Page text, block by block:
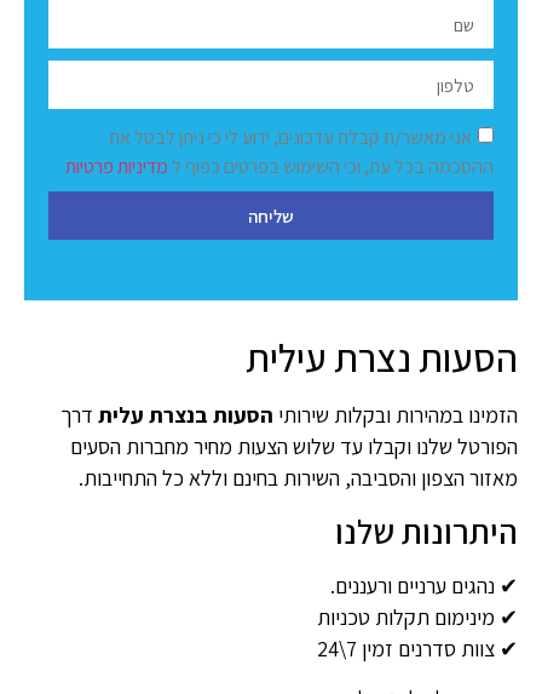
הסעות נצרת עילית
הזמינו במהירות ובקלות שירותי הסעות בנצרת עלית דרך
הפורטל שלנו וקבלו עד שלוש הצעות מחיר מחברות הסעים
מאזור הצפון והסביבה, השירות בחינם וללא כל התחייבות.
היתרונות שלנו
✔ נהגים ערניים ורעננים.
✔ מינימום תקלות טכניות
✔ צוות סדרנים זמין 7\24
אני מאשר/ת קבלת עדכונים, ידוע לי כי ניתן לבטל את
ההסכמה בכל עת, וכי השימוש בפרטים כפוף למדיניות פרטיות
שליחה